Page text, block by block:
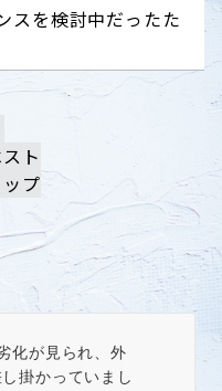
スを検討中だったた
ト
プ
化が見られ、外
掛かっていまし